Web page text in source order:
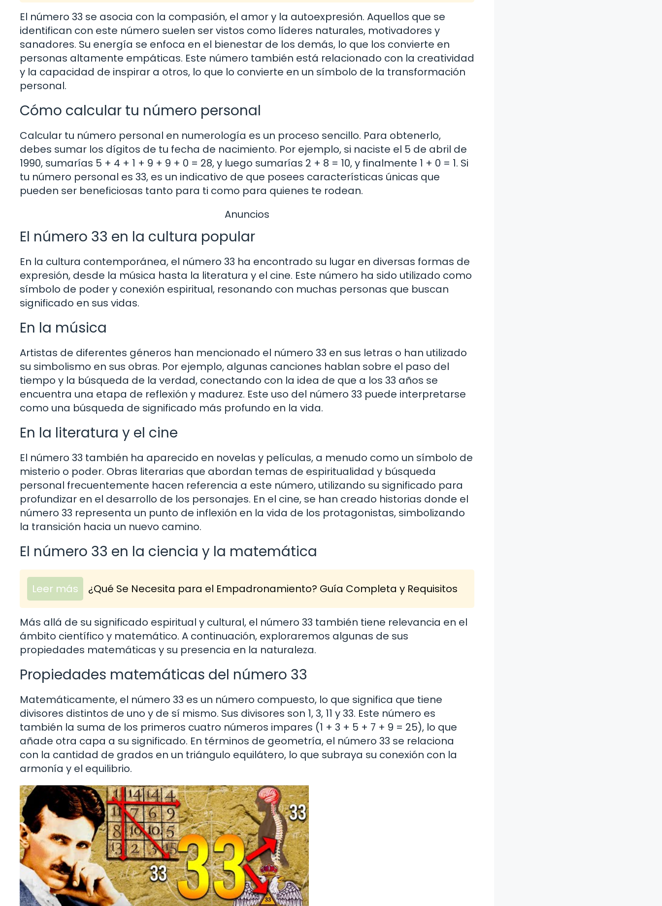
El número 33 se asocia con la compasión, el amor y la autoexpresión. Aquellos que se
identifican con este número suelen ser vistos como líderes naturales, motivadores y
sanadores. Su energía se enfoca en el bienestar de los demás, lo que los convierte en
personas altamente empáticas. Este número también está relacionado con la creatividad
y la capacidad de inspirar a otros, lo que lo convierte en un símbolo de la transformación
personal.
Cómo calcular tu número personal
Calcular tu número personal en numerología es un proceso sencillo. Para obtenerlo,
debes sumar los dígitos de tu fecha de nacimiento. Por ejemplo, si naciste el 5 de abril de
1990, sumarías 5 + 4 + 1 + 9 + 9 + 0 = 28, y luego sumarías 2 + 8 = 10, y finalmente 1 + 0 = 1. Si
tu número personal es 33, es un indicativo de que posees características únicas que
pueden ser beneficiosas tanto para ti como para quienes te rodean.
Anuncios
El número 33 en la cultura popular
En la cultura contemporánea, el número 33 ha encontrado su lugar en diversas formas de
expresión, desde la música hasta la literatura y el cine. Este número ha sido utilizado como
símbolo de poder y conexión espiritual, resonando con muchas personas que buscan
significado en sus vidas.
En la música
Artistas de diferentes géneros han mencionado el número 33 en sus letras o han utilizado
su simbolismo en sus obras. Por ejemplo, algunas canciones hablan sobre el paso del
tiempo y la búsqueda de la verdad, conectando con la idea de que a los 33 años se
encuentra una etapa de reflexión y madurez. Este uso del número 33 puede interpretarse
como una búsqueda de significado más profundo en la vida.
En la literatura y el cine
El número 33 también ha aparecido en novelas y películas, a menudo como un símbolo de
misterio o poder. Obras literarias que abordan temas de espiritualidad y búsqueda
personal frecuentemente hacen referencia a este número, utilizando su significado para
profundizar en el desarrollo de los personajes. En el cine, se han creado historias donde el
número 33 representa un punto de inflexión en la vida de los protagonistas, simbolizando
la transición hacia un nuevo camino.
El número 33 en la ciencia y la matemática
Leer más ¿Qué Se Necesita para el Empadronamiento? Guía Completa y Requisitos
Más allá de su significado espiritual y cultural, el número 33 también tiene relevancia en el
ámbito científico y matemático. A continuación, exploraremos algunas de sus
propiedades matemáticas y su presencia en la naturaleza.
Propiedades matemáticas del número 33
Matemáticamente, el número 33 es un número compuesto, lo que significa que tiene
divisores distintos de uno y de sí mismo. Sus divisores son 1, 3, 11 y 33. Este número es
también la suma de los primeros cuatro números impares (1 + 3 + 5 + 7 + 9 = 25), lo que
añade otra capa a su significado. En términos de geometría, el número 33 se relaciona
con la cantidad de grados en un triángulo equilátero, lo que subraya su conexión con la
armonía y el equilibrio.